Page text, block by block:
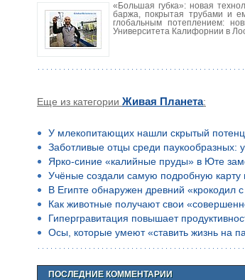
«Большая губка»: новая
баржа, покрытая трубами и
глобальным потеплением:
Университета Калифорнии в
Еще из категории Живая Планета:
У млекопитающих нашли скрытый
Заботливые отцы среди паукообразных:
Ярко-синие «калийные пруды» в Юте
Учёные создали самую подробную
В Египте обнаружен древний
Как животные получают свои
Гипергравитация повышает
Осы, которые умеют «ставить жизнь на
ПОСЛЕДНИЕ КОММЕНТАРИИ